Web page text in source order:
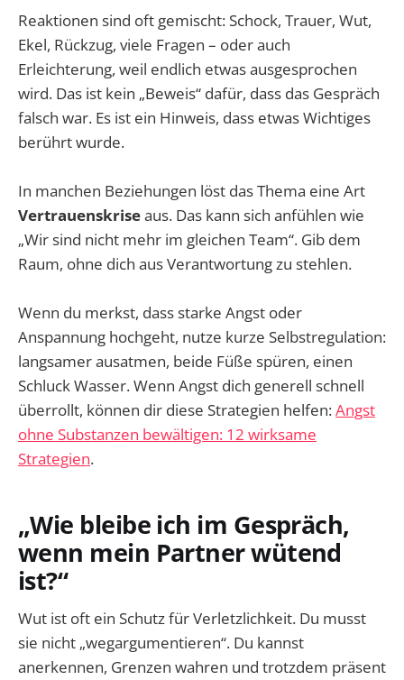
Reaktionen sind oft gemischt: Schock, Trauer, Wut,
Ekel, Rückzug, viele Fragen – oder auch
Erleichterung, weil endlich etwas ausgesprochen
wird. Das ist kein „Beweis“ dafür, dass das Gespräch
falsch war. Es ist ein Hinweis, dass etwas Wichtiges
berührt wurde.
In manchen Beziehungen löst das Thema eine Art
Vertrauenskriseaus. Das kann sich anfühlen wie
„Wir sind nicht mehr im gleichen Team“. Gib dem
Raum, ohne dich aus Verantwortung zu stehlen.
Wenn du merkst, dass starke Angst oder
Anspannung hochgeht, nutze kurze Selbstregulation:
langsamer ausatmen, beide Füße spüren, einen
Schluck Wasser. Wenn Angst dich generell schnell
überrollt, können dir diese Strategien helfen:Angst
ohne Substanzen bewältigen: 12 wirksame
Strategien.
„Wie bleibe ich im Gespräch,
wenn mein Partner wütend
ist?“
Wut ist oft ein Schutz für Verletzlichkeit. Du musst
sie nicht „wegargumentieren“. Du kannst
anerkennen, Grenzen wahren und trotzdem präsent